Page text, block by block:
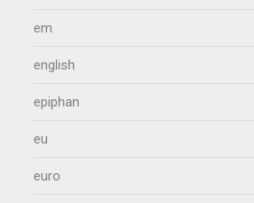
em
english
epiphan
eu
euro